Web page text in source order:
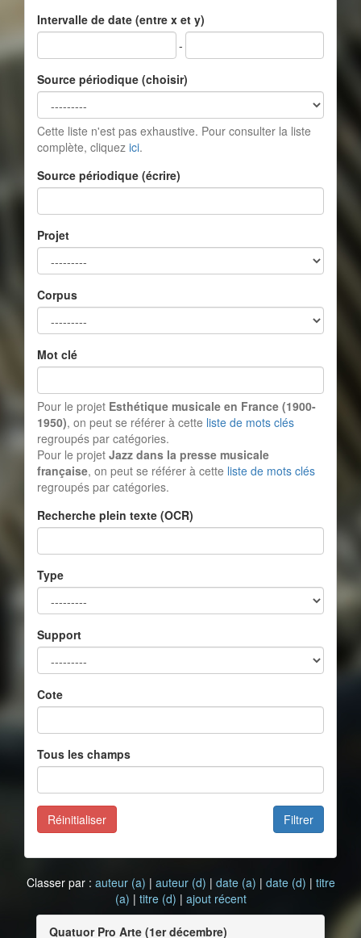
Intervalle de date (entre x et y)
-
Source périodique (choisir)
Cette liste n'est pas exhaustive. Pour consulter la liste
complète, cliquez ici.
Source périodique (écrire)
Projet
Corpus
Mot clé
Pour le projet Esthétique musicale en France (1900-
1950), on peut se référer à cette liste de mots clés
regroupés par catégories.
Pour le projet Jazz dans la presse musicale
française, on peut se référer à cette liste de mots clés
regroupés par catégories.
Recherche plein texte (OCR)
Type
Support
Cote
Tous les champs
Filtrer
Réinitialiser
Classer par : auteur (a) | auteur (d) | date (a) | date (d) | titre
(a) | titre (d) | ajout récent
Quatuor Pro Arte (1er décembre)